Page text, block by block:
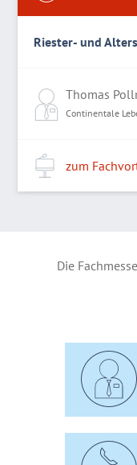
Riester- und
Thomas
Continentale
zum
Die